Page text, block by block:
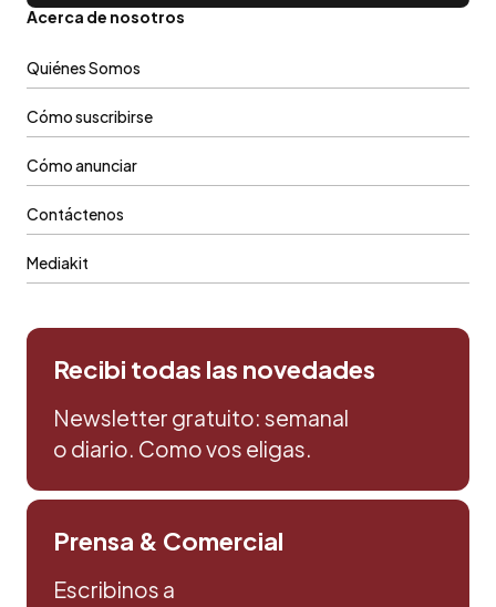
Acerca de nosotros
Quiénes Somos
Cómo suscribirse
Cómo anunciar
Contáctenos
Mediakit
Recibi todas las novedades
Newsletter gratuito: semanal
o diario. Como vos eligas.
Prensa & Comercial
Escribinos a